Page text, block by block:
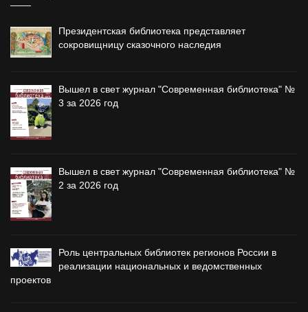
Президентская библиотека представляет
сокровищницу сказочного наследия
Вышел в свет журнал "Современная библиотека" №
3 за 2026 год
Вышел в свет журнал "Современная библиотека" №
2 за 2026 год
Роль центральных библиотек регионов России в
реализации национальных и ведомственных
проектов